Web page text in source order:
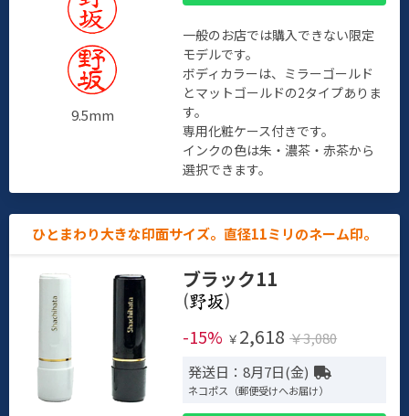
9.5mm
一般のお店では購入できない限定
モデルです。
ボディカラーは、ミラーゴールド
とマットゴールドの2タイプありま
す。
専用化粧ケース付きです。
インクの色は朱・濃茶・赤茶から
選択できます。
ひとまわり大きな印面サイズ。直径11ミリのネーム印。
ブラック11
(
)
-15% ￥ 2,618 ￥3,080
発送日：8月7日(金)
ネコポス（郵便受けへお届け）